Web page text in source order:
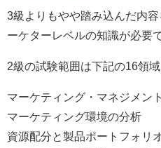
3級よりもやや踏み込んだ内
ーケターレベルの知識が必要
2級の試験範囲は下記の16領域
マーケティング・マネジメント
マーケティング環境の分析
資源配分と製品ポートフォリ